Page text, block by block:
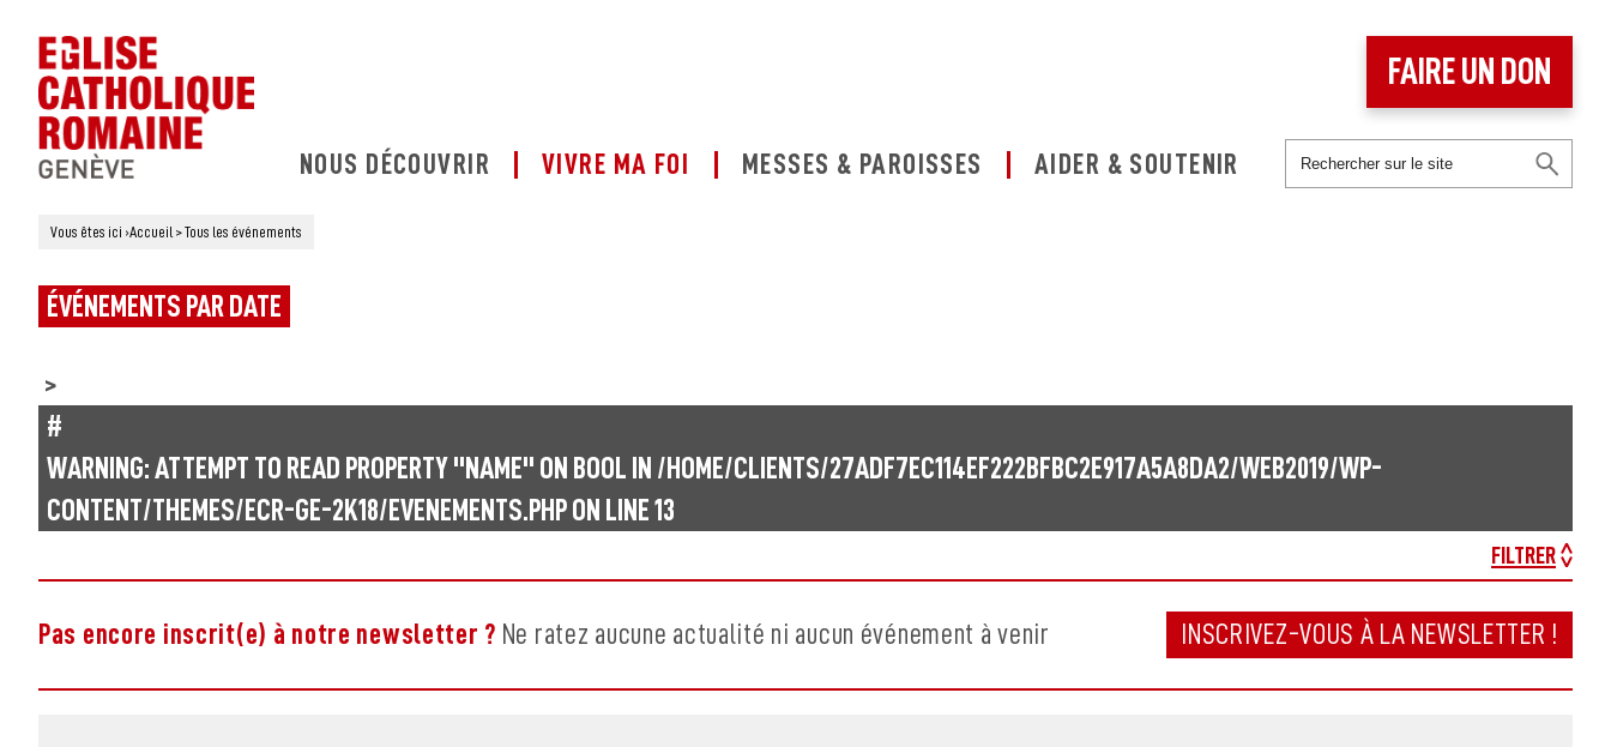
NOUS DÉCOUVRIR VIVRE MA FOI MESSES & PAROISSES AIDER & SOUTENIR
FAIRE UN DON
Vous êtes ici ›Accueil >Tous les événements
ÉVÉNEMENTS PAR DATE
#
WARNING: ATTEMPT TO READ PROPERTY "NAME" ON BOOL IN /HOME/CLIENTS/27ADF7EC114EF222BFBC2E917A5A8DA2/WEB2019/WP-
CONTENT/THEMES/ECR-GE-2K18/EVENEMENTS.PHP ON LINE 13
FILTRER
Pas encore inscrit(e) à notre newsletter ? Ne ratez aucune actualité ni aucun événement à venir INSCRIVEZ-VOUS À LA NEWSLETTER !